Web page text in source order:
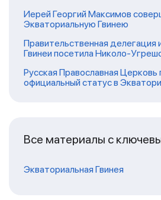
Иерей Георгий Максимов
Экваториальную Гвинею
Правительственная делегация
Гвинеи посетила Николо-
Русская Православная Церковь
официальный статус в
Все материалы с
Экваториальная Гвинея